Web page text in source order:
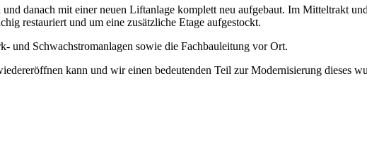
danach mit einer neuen Liftanlage komplett neu aufgebaut. Im Mitteltrakt
restauriert und um eine zusätzliche Etage aufgestockt.
Schwachstromanlagen sowie die Fachbauleitung vor Ort.
kann und wir einen bedeutenden Teil zur Modernisierung dieses